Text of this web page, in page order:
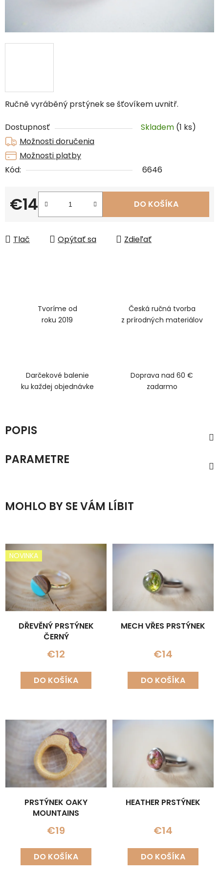
Ručně vyráběný prstýnek se šťovíkem uvnitř.
Dostupnosť Skladem (1 ks)
Možnosti doručenia
Možnosti platby
Kód:
6646
€14
Jednotková cena:
DO KOŠÍKA
Tlač Opýtať sa Zdieľať
Tvoríme od
roku 2019
Česká ručná tvorba
z prírodných materiálov
Darčekové balenie
ku každej objednávke
Doprava nad 60 €
zadarmo
POPIS
PARAMETRE
MOHLO BY SE VÁM LÍBIT
NOVINKA
DŘEVĚNÝ PRSTÝNEK
ČERNÝ
€12
DO KOŠÍKA
MECH VŘES PRSTÝNEK
€14
DO KOŠÍKA
PRSTÝNEK OAKY
MOUNTAINS
€19
DO KOŠÍKA
HEATHER PRSTÝNEK
€14
DO KOŠÍKA